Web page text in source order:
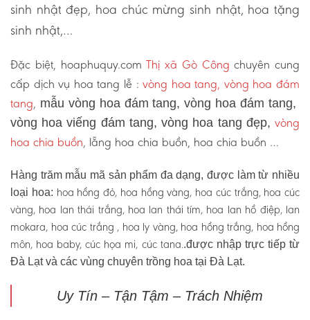
sinh nhật đẹp, hoa chúc mừng sinh nhật, hoa tặng
sinh nhật,…
Đặc biệt, hoaphuquy.com Thị xã Gò Công chuyên cung
cấp dịch vụ hoa tang lễ :vòng hoa tang, vòng hoa đám
tang, mẫu vòng hoa đám tang, vòng hoa đám tang,
vòng hoa viếng đám tang, vòng hoa tang đẹp, vòng
hoa chia buồn, lẵng hoa chia buồn, hoa chia buồn …
Hàng trăm mẫu mã sản phẩm đa dạng, được làm từ nhiều
loại hoa: hoa hồng đỏ, hoa hồng vàng, hoa cúc trắng, hoa cúc
vàng, hoa lan thái trắng, hoa lan thái tím, hoa lan hồ điệp, lan
mokara, hoa cúc trắng , hoa ly vàng, hoa hồng trắng, hoa hồng
môn, hoa baby, cúc họa mi, cúc tana..được nhập trực tiếp từ
Đà Lạt và các vùng chuyên trồng hoa tại Đà Lạt.
Uy Tín – Tận Tậm – Trách Nhiệm